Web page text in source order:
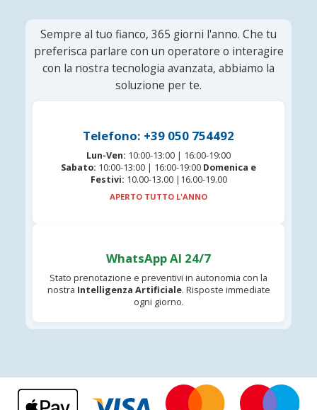
Sempre al tuo fianco, 365 giorni l'anno. Che tu
preferisca parlare con un operatore o interagire
con la nostra tecnologia avanzata, abbiamo la
soluzione per te.
Telefono: +39 050 754492
Lun-Ven: 10:00-13:00 | 16:00-19:00
Sabato: 10:00-13:00 | 16:00-19:00 Domenica e
Festivi: 10.00-13.00 |16.00-19.00
APERTO TUTTO L'ANNO
WhatsApp AI 24/7
Stato prenotazione e preventivi in autonomia con la
nostra Intelligenza Artificiale. Risposte immediate
ogni giorno.